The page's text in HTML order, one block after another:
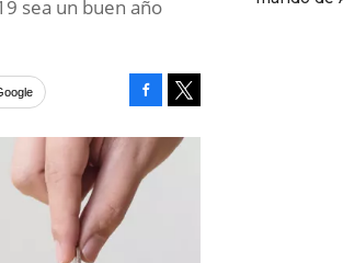
sea un buen año